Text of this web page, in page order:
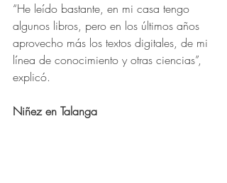
“He leído bastante, en mi casa tengo
algunos libros, pero en los últimos años
aprovecho más los textos digitales, de mi
línea de conocimiento y otras ciencias”,
explicó.
Niñez en Talanga